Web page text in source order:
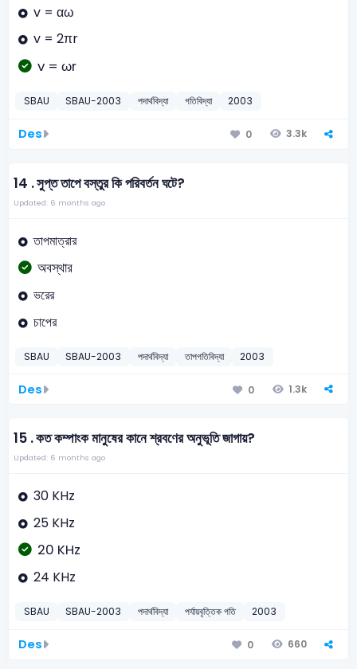
v = αω
v = 2πr
v = ωr
SBAU SBAU-2003 পদার্থবিদ্যা গতিবিদ্যা 2003
Des 0 3.3k
14 .সুপ্ত তাপে বস্তুর কি পরিবর্তন ঘটে?
Updated: 6 months ago
তাপমাত্রার
অবস্থার
ভরের
চাপের
SBAU SBAU-2003 পদার্থবিদ্যা তাপগতিবিদ্যা 2003
Des 0 1.3k
15 .কত কম্পাংক মানুষের কানে শ্রবণের অনুভূতি জাগায়?
Updated: 6 months ago
30 KHz
25 KHz
20 KHz
24 KHz
SBAU SBAU-2003 পদার্থবিদ্যা পর্যায়বৃত্তিক গতি 2003
Des 0 660